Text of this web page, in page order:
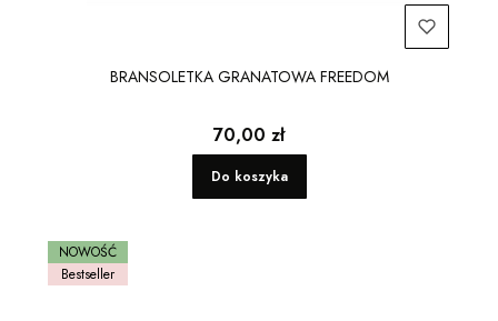
BRANSOLETKA GRANATOWA FREEDOM
Cena
70,00 zł
Do koszyka
Bestseller
NOWOŚĆ